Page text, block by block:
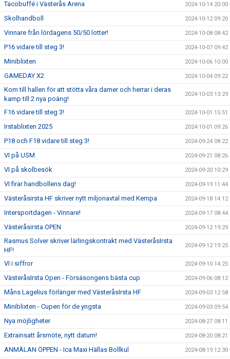
Tacobuffé i Västerås Arena 2024-10-14 20:00
Skolhandboll 2024-10-12 09:20
Vinnare från lördagens 50/50 lotter! 2024-10-08 08:42
P16 vidare till steg 3! 2024-10-07 09:42
Miniblixten 2024-10-06 10:00
GAMEDAY X2 2024-10-04 09:22
Kom till hallen för att stötta våra damer och herrar i deras
kamp till 2 nya poäng!
2024-10-03 13:29
F16 vidare till steg 3! 2024-10-01 15:51
Irstablixten 2025 2024-10-01 09:26
P18 och F18 vidare till steg 3! 2024-09-24 08:22
VI på USM 2024-09-21 08:26
VI på skolbesök 2024-09-20 10:29
VI firar handbollens dag! 2024-09-19 11:44
Västeråsirsta HF skriver nytt miljonavtal med Kempa 2024-09-18 14:12
Intersportdagen - Vinnare! 2024-09-17 08:44
Västeråsirsta OPEN 2024-09-12 19:29
Rasmus Solver skriver lärlingskontrakt med VästeråsIrsta
HF!
2024-09-12 19:25
VI i siffror 2024-09-10 14:25
VästeråsIrsta Open - Försäsongens bästa cup 2024-09-06 08:12
Måns Lagelius förlänger med VästeråsIrsta HF 2024-09-03 12:58
Miniblixten - Cupen för de yngsta 2024-09-03 09:54
Nya möjligheter 2024-08-27 08:11
Extrainsatt årsmöte, nytt datum! 2024-08-20 08:21
ANMÄLAN ÖPPEN - Ica Maxi Hällas Bollkul 2024-08-19 12:30